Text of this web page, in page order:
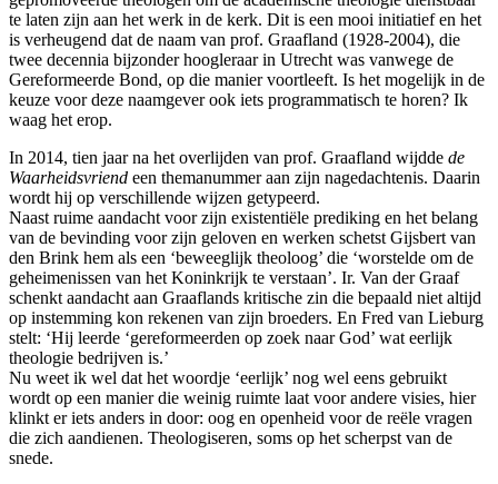
te laten zijn aan het werk in de kerk. Dit is een mooi initiatief en het
is verheugend dat de naam van prof. Graafland (1928-2004), die
twee decennia bijzonder hoogleraar in Utrecht was vanwege de
Gereformeerde Bond, op die manier voortleeft. Is het mogelijk in de
keuze voor deze naamgever ook iets programmatisch te horen? Ik
waag het erop.
In 2014, tien jaar na het overlijden van prof. Graafland wijdde de
Waarheidsvriend een themanummer aan zijn nagedachtenis. Daarin
wordt hij op verschillende wijzen getypeerd.
Naast ruime aandacht voor zijn existentiële prediking en het belang
van de bevinding voor zijn geloven en werken schetst Gijsbert van
den Brink hem als een ‘beweeglijk theoloog’ die ‘worstelde om de
geheimenissen van het Koninkrijk te verstaan’. Ir. Van der Graaf
schenkt aandacht aan Graaflands kritische zin die bepaald niet altijd
op instemming kon rekenen van zijn broeders. En Fred van Lieburg
stelt: ‘Hij leerde ‘gereformeerden op zoek naar God’ wat eerlijk
theologie bedrijven is.’
Nu weet ik wel dat het woordje ‘eerlijk’ nog wel eens gebruikt
wordt op een manier die weinig ruimte laat voor andere visies, hier
klinkt er iets anders in door: oog en openheid voor de reële vragen
die zich aandienen. Theologiseren, soms op het scherpst van de
snede.